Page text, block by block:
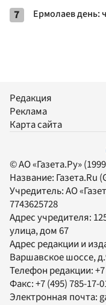
7 Ермолаев день:
Редакция
Реклама
Карта сайта
© АО «Газета.Ру»
Название: Газета.Ru
Учредитель:АО
7743625728
Адрес учредителя:
улица, дом 67
Адрес редакции и
Варшавское шоссе,
Телефон редакции:
Факс:+7 (495) 785-17-
Электронная почта: